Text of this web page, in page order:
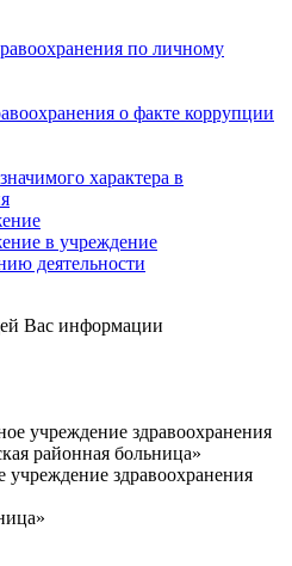
по личному
о факте коррупции
характера в
в учреждение
деятельности
Вас информации
учреждение здравоохранения